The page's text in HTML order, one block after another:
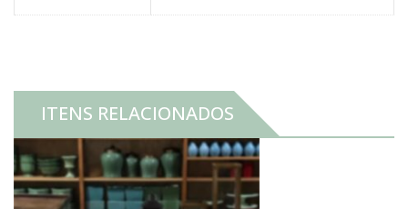
ITENS RELACIONADOS